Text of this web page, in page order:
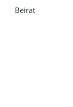
Beirat